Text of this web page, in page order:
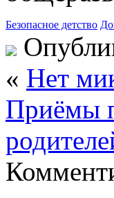
Безопасное детство
« Нет
Приёмы